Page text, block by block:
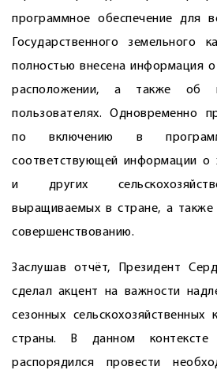
программное обеспечение для
Государственного
полностью внесена информация
расположении, а также об
пользователях. Одновременно
по включению в
соответствующей информации о
и других
выращиваемых в стране, а
совершенствованию.
Заслушав отчёт, Президент
сделал акцент на важности
сезонных сельскохозяйственных
страны. В данном контексте
распорядился провести